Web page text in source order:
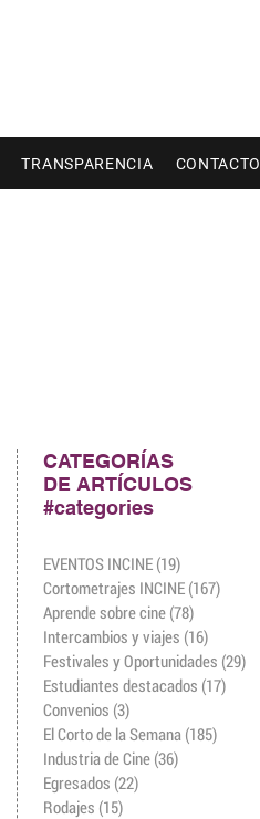
TRANSPARENCIA CONTACTO
CATEGORÍAS
DE ARTÍCULOS
#categories
EVENTOS INCINE (19)
Cortometrajes INCINE (167)
Aprende sobre cine (78)
Intercambios y viajes (16)
Festivales y Oportunidades (29)
Estudiantes destacados (17)
Convenios (3)
El Corto de la Semana (185)
Industria de Cine (36)
Egresados (22)
Rodajes (15)